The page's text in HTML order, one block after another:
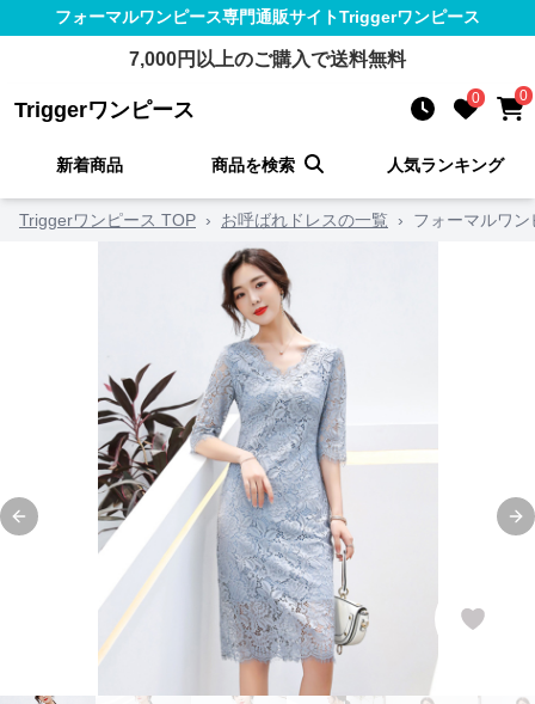
フォーマルワンピース専門通販サイトTriggerワンピース
7,000円以上のご購入で送料無料
Triggerワンピース 0 0
新着商品 商品を検索 人気ランキング
Triggerワンピース TOP › お呼ばれドレスの一覧 › フォーマルワ
Previous slide